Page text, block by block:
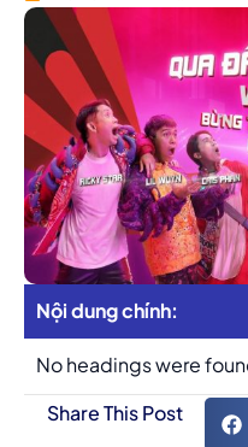
Nội dung chính:
No headings were
Share This Post